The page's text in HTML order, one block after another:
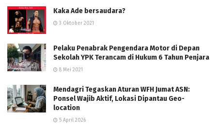
Kaka Ade bersaudara?
3 Oktober 2021
Pelaku Penabrak Pengendara Motor di Depan
Sekolah YPK Terancam di Hukum 6 Tahun Penjara
8 Mei 2021
Mendagri Tegaskan Aturan WFH Jumat ASN:
Ponsel Wajib Aktif, Lokasi Dipantau Geo-
location
5 April 2026